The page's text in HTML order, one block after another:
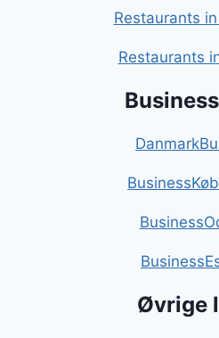
Restaurants
Restaurants
Øvrige